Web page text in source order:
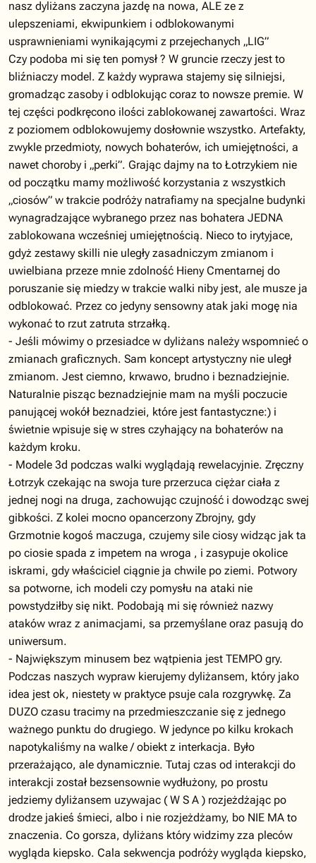
nasz dyliżans zaczyna jazdę na nowa, ALE ze z
ulepszeniami, ekwipunkiem i odblokowanymi
usprawnieniami wynikającymi z przejechanych „LIG”
Czy podoba mi się ten pomysł ? W gruncie rzeczy jest to
bliźniaczy model. Z każdy wyprawa stajemy się silniejsi,
gromadząc zasoby i odblokując coraz to nowsze premie. W
tej części podkręcono ilości zablokowanej zawartości. Wraz
z poziomem odblokowujemy dosłownie wszystko. Artefakty,
zwykle przedmioty, nowych bohaterów, ich umiejętności, a
nawet choroby i „perki”. Grając dajmy na to Łotrzykiem nie
od początku mamy możliwość korzystania z wszystkich
„ciosów” w trakcie podróży natrafiamy na specjalne budynki
wynagradzające wybranego przez nas bohatera JEDNA
zablokowana wcześniej umiejętnością. Nieco to irytyjace,
gdyż zestawy skilli nie uległy zasadniczym zmianom i
uwielbiana przeze mnie zdolność Hieny Cmentarnej do
poruszanie się miedzy w trakcie walki niby jest, ale musze ja
odblokować. Przez co jedyny sensowny atak jaki mogę nia
wykonać to rzut zatruta strzałką.
- Jeśli mówimy o przesiadce w dyliżans należy wspomnieć o
zmianach graficznych. Sam koncept artystyczny nie uległ
zmianom. Jest ciemno, krwawo, brudno i beznadziejnie.
Naturalnie pisząc beznadziejnie mam na myśli poczucie
panującej wokół beznadziei, które jest fantastyczne:) i
świetnie wpisuje się w stres czyhający na bohaterów na
każdym kroku.
- Modele 3d podczas walki wyglądają rewelacyjnie. Zręczny
Łotrzyk czekając na swoja ture przerzuca ciężar ciała z
jednej nogi na druga, zachowując czujność i dowodząc swej
gibkości. Z kolei mocno opancerzony Zbrojny, gdy
Grzmotnie kogoś maczuga, czujemy sile ciosy widząc jak ta
po ciosie spada z impetem na wroga , i zasypuje okolice
iskrami, gdy właściciel ciągnie ja chwile po ziemi. Potwory
sa potworne, ich modeli czy pomysłu na ataki nie
powstydziłby się nikt. Podobają mi się również nazwy
ataków wraz z animacjami, sa przemyślane oraz pasują do
uniwersum.
- Największym minusem bez wątpienia jest TEMPO gry.
Podczas naszych wypraw kierujemy dyliżansem, który jako
idea jest ok, niestety w praktyce psuje cala rozgrywkę. Za
DUZO czasu tracimy na przedmieszczanie się z jednego
ważnego punktu do drugiego. W jedynce po kilku krokach
napotykaliśmy na walke / obiekt z interkacja. Było
przerażająco, ale dynamicznie. Tutaj czas od interakcji do
interakcji został bezsensownie wydłużony, po prostu
jedziemy dyliżansem uzywajac ( W S A ) rozjeżdżając po
drodze jakieś śmieci, albo i nie rozjeżdżamy, bo NIE MA to
znaczenia. Co gorsza, dyliżans który widzimy zza pleców
wygląda kiepsko. Cala sekwencja podróży wygląda kiepsko,